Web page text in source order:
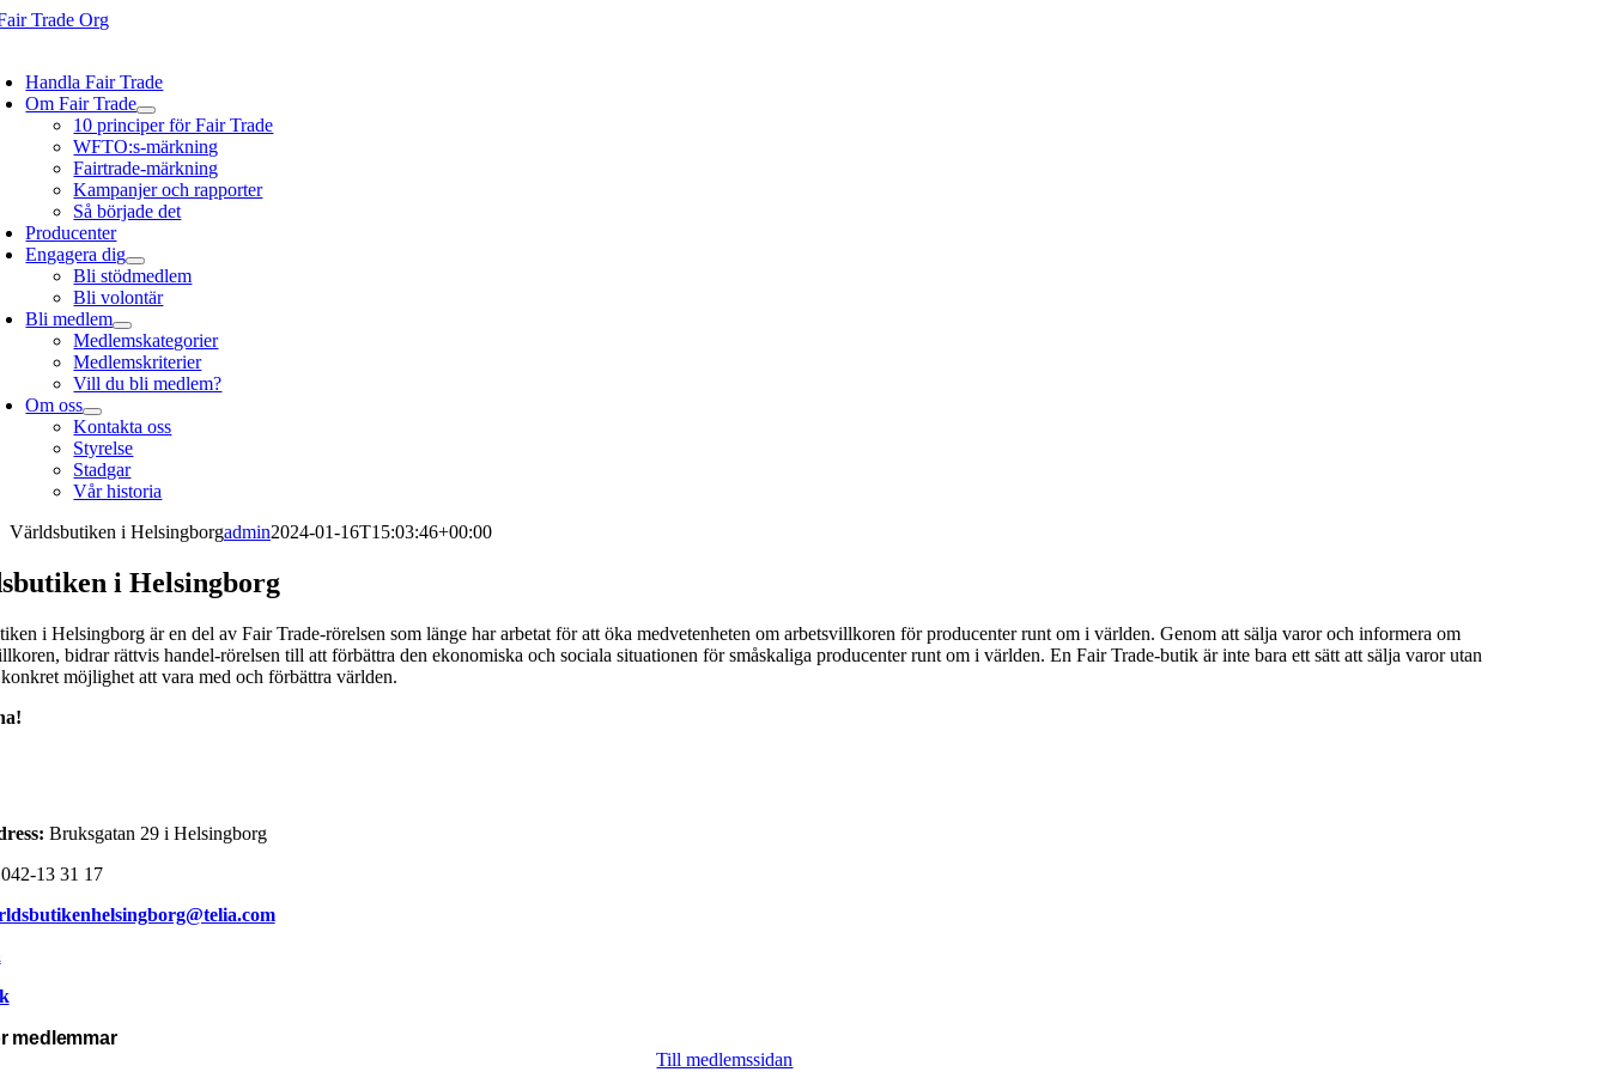
Fortsätt
Handla Fair Trade
Om Fair Trade
10 principer för Fair Trade
WFTO:s-märkning
Fairtrade-märkning
Kampanjer och rapporter
Så började det
Producenter
Engagera dig
Bli stödmedlem
Bli volontär
Bli medlem
Medlemskategorier
Medlemskriterier
Vill du bli medlem?
Om oss
Kontakta oss
Styrelse
Stadgar
Vår historia
Världsbutiken i Helsingborgadmin2024-01-16T15:03:46+00:00
i Helsingborg
i Helsingborg är en del av Fair Trade-rörelsen som länge har arbetat för att öka medvetenheten om arbetsvillkoren för producenter runt om i världen. Genom att sälja varor och informera om
bidrar rättvis handel-rörelsen till att förbättra den ekonomiska och sociala situationen för småskaliga producenter runt om i världen. En Fair Trade-butik är inte bara ett sätt att sälja varor utan
möjlighet att vara med och förbättra världen.
Bruksgatan 29 i Helsingborg
13 31 17
medlemmar
Till medlemssidan